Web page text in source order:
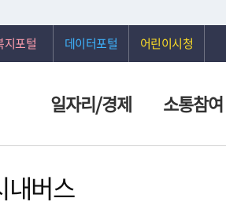
지포털 데이터포털 어린이시청
일자리/경제 소통참여
내버스